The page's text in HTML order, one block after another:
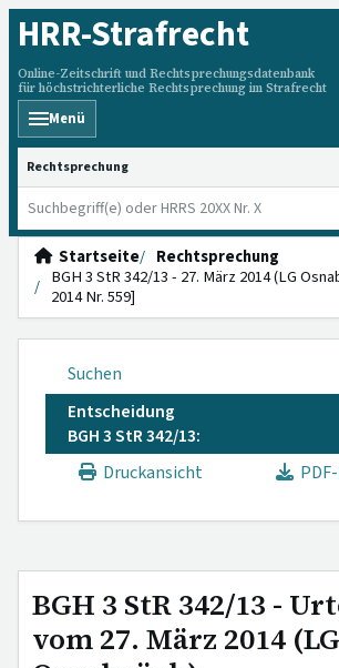
HRR-Strafrecht
Online-Zeitschrift und Rechtsprechungsdatenbank
für höchstrichterliche Rechtsprechung im Strafrecht
Menü
HRRS durchsuchen
Startseite
Rechtsprechung
BGH 3 StR 342/13 - 27. März 2014 (LG
2014 Nr. 559]
Suchen
Entscheidung
BGH 3 StR 342/13:
Druckansicht
BGH 3 StR 342/13 -
vom 27. März 2014 (LG